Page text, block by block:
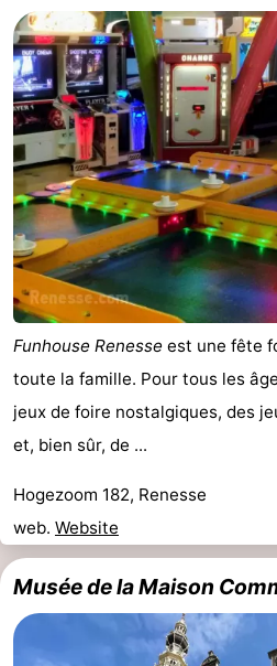
Funhouse Renesse est une fête
toute la famille. Pour tous les
jeux de foire nostalgiques, des
et, bien sûr, de ...
Hogezoom 182, Renesse
web. Website
Musée de la Maison